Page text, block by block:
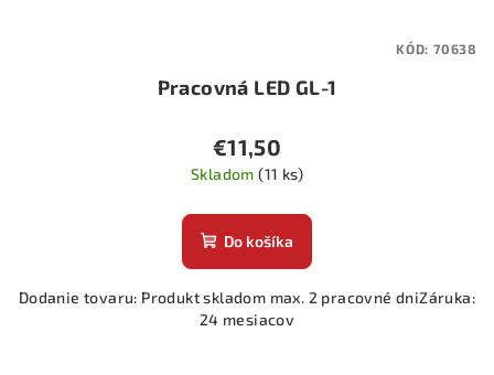
Pracovná LED GL-1
€11,50
Skladom(11 ks)
Do košíka
Dodanie tovaru: Produkt skladom max. 2 pracovné dniZáruka:
24 mesiacov
KÓD: 70638